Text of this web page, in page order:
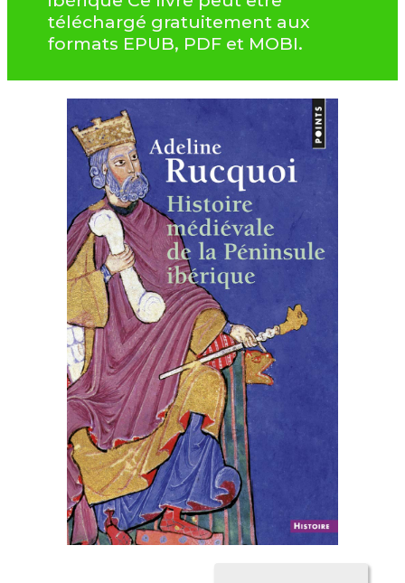
téléchargé gratuitement aux
formats EPUB, PDF et MOBI.